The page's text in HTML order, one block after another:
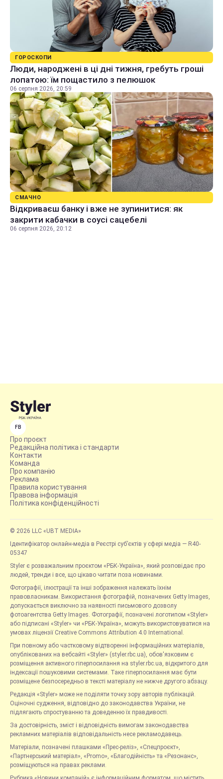
ГОРОСКОПИ
Люди, народжені в ці дні тижня, гребуть гроші
лопатою: їм пощастило з пелюшок
06 серпня 2026, 20:59
СМАЧНО
Відкриваєш банку і вже не зупинитися: як
закрити кабачки в соусі сацебелі
06 серпня 2026, 20:12
FB
Про проєкт
Редакційна політика і стандарти
Контакти
Команда
Про компанію
Реклама
Правила користування
Правова інформація
Політика конфіденційності
© 2026 LLC «UBT MEDIA»
Ідентифікатор онлайн-медіа в Реєстрі суб’єктів у сфері медіа — R40-
05347
Styler є розважальним проєктом «РБК-Україна», який розповідає про
людей, тренди і все, що цікаво читати поза новинами.
Фотографії, ілюстрації та інші зображення належать їхнім
правовласникам. Використання фотографій, позначених Getty Images,
допускається виключно за наявності письмового дозволу
фотоагентства Getty Images. Фотографії, позначені логотипом «Styler»
або підписані «Styler» чи «РБК-Україна», можуть використовуватися на
умовах ліцензії Creative Commons Attribution 4.0 International.
При повному або частковому відтворенні інформаційних матеріалів,
опублікованих на вебсайті «Styler» (styler.rbc.ua), обов'язковим є
розміщення активного гіперпосилання на styler.rbc.ua, відкритого для
індексації пошуковими системами. Таке гіперпосилання має бути
розміщене безпосередньо в тексті матеріалу не нижче другого абзацу.
Редакція «Styler» може не поділяти точку зору авторів публікацій.
Оціночні судження, відповідно до законодавства України, не
підлягають спростуванню та доведенню їх правдивості.
За достовірність, зміст і відповідність вимогам законодавства
рекламних матеріалів відповідальність несе рекламодавець.
Матеріали, позначені плашками «Прес-реліз», «Спецпроєкт»,
«Партнерський матеріал», «Promo», «Благодійність» та «Резонанс»,
розміщуються на правах реклами.